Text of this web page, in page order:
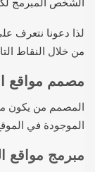
لذا دعونا نتعرف
من خلال النقاط
مصمم مواقع
المصمم من يكون
الموجودة في
مبرمج مواقع